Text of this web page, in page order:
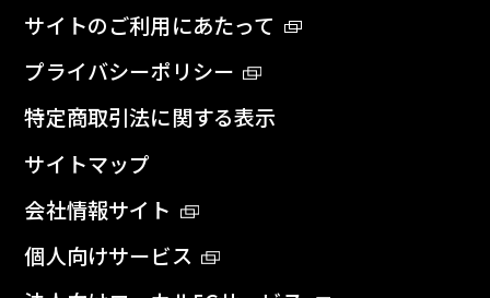
サイトのご利用にあたって
プライバシーポリシー
特定商取引法に関する表示
サイトマップ
会社情報サイト
個人向けサービス